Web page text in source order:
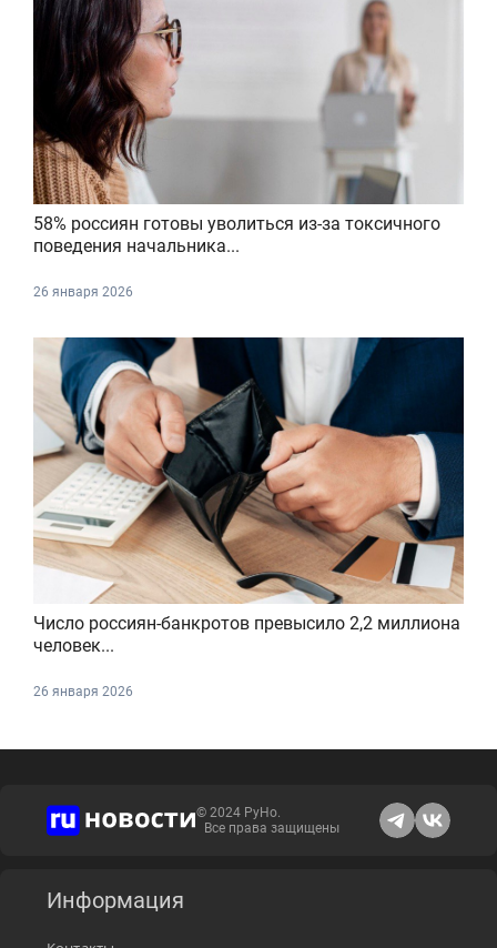
58% россиян готовы уволиться из-за токсичного
поведения начальника...
26 января 2026
Число россиян-банкротов превысило 2,2 миллиона
человек...
26 января 2026
© 2024 РуНо.
Все права защищены
Информация